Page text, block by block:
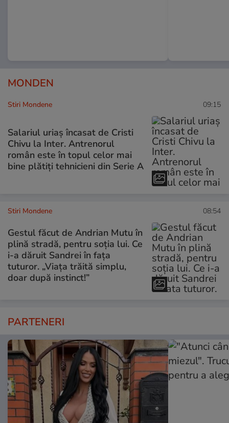
MONDEN
Stiri Mondene 09:15
Salariul uriaș încasat de Cristi
Chivu la Inter. Antrenorul
român este în topul celor mai
bine plătiți tehnicieni din Serie A
Stiri Mondene 08:54
Gestul făcut de Andrian Mutu în
plină stradă, pentru soția lui. Ce
i-a dăruit Sandrei în fața
tuturor. „Viața trăită simplu,
doar după instinct!”
PARTENERI